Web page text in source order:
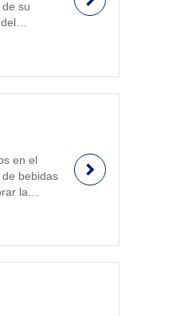
su
en el
bebidas
la